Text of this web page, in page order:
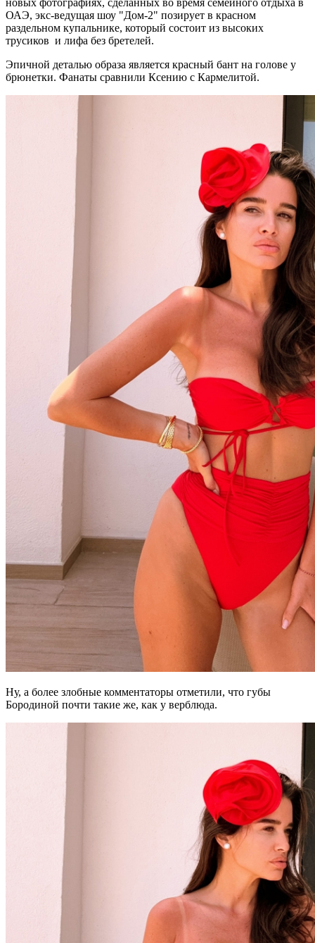
новых фотографиях, сделанных во время семейного отдыха в
ОАЭ, экс-ведущая шоу "Дом-2" позирует в красном
раздельном купальнике, который состоит из высоких
трусиков и лифа без бретелей.
Эпичной деталью образа является красный бант на голове у
брюнетки. Фанаты сравнили Ксению с Кармелитой.
Ну, а более злобные комментаторы отметили, что губы
Бородиной почти такие же, как у верблюда.